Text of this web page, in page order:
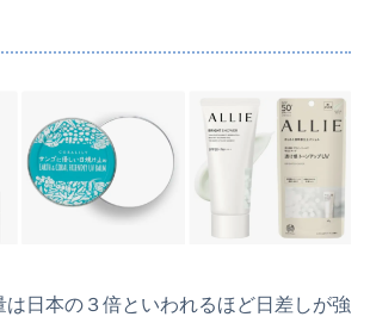
は日本の３倍といわれるほど日差しが強